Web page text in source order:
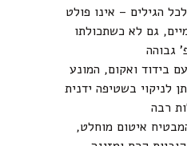
הגילים – אינו פולט
גם לא כשתכולתו
גבוהה
בידוד ואקום, המונע
לניקוי בשטיפה ידנית
רבה
איטום מוחלט,